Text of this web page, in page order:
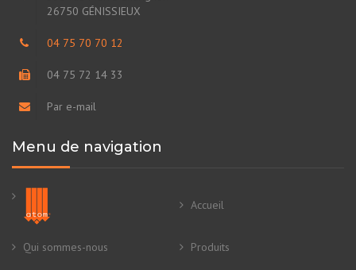
26750 GÉNISSIEUX
04 75 70 70 12
04 75 72 14 33
Par e-mail
Menu de navigation
Accueil
Qui sommes-nous Produits